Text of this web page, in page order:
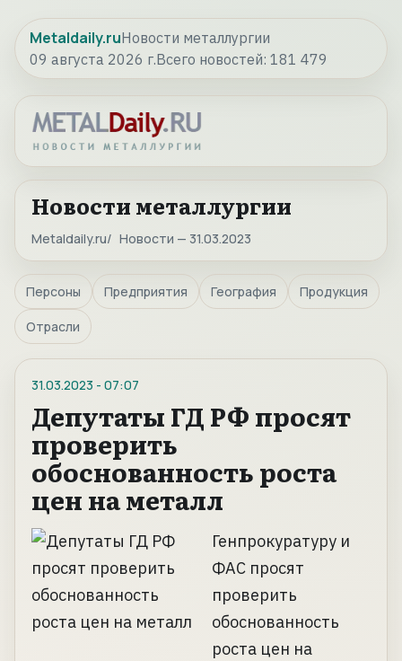
Metaldaily.ruНовости металлургии
09 августа 2026 г.Всего новостей: 181 479
Новости металлургии
Metaldaily.ru Новости — 31.03.2023
Персоны Предприятия География Продукция
Отрасли
31.03.2023 - 07:07
Депутаты ГД РФ просят
проверить
обоснованность роста
цен на металл
Генпрокуратуру и
ФАС просят
проверить
обоснованность
роста цен на